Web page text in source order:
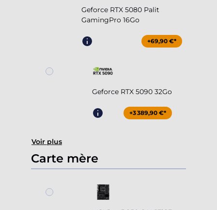
Geforce RTX 5080 Palit
GamingPro 16Go
+69,90 €*
Geforce RTX 5090 32Go
+3 389,90 €*
Voir plus
Carte mère